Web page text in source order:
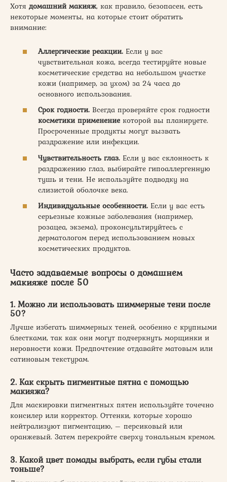
Хотя домашний макияж, как правило, безопасен, есть
некоторые моменты, на которые стоит обратить
внимание:
Аллергические реакции. Если у вас
чувствительная кожа, всегда тестируйте новые
косметические средства на небольшом участке
кожи (например, за ухом) за 24 часа до
основного использования.
Срок годности. Всегда проверяйте срок годности
косметики применение которой вы планируете.
Просроченные продукты могут вызвать
раздражение или инфекции.
Чувствительность глаз. Если у вас склонность к
раздражению глаз, выбирайте гипоаллергенную
тушь и тени. Не используйте подводку на
слизистой оболочке века.
Индивидуальные особенности. Если у вас есть
серьезные кожные заболевания (например,
розацеа, экзема), проконсультируйтесь с
дерматологом перед использованием новых
косметических продуктов.
Часто задаваемые вопросы о домашнем
макияже после 50
1. Можно ли использовать шиммерные тени после
50?
Лучше избегать шиммерных теней, особенно с крупными
блестками, так как они могут подчеркнуть морщинки и
неровности кожи. Предпочтение отдавайте матовым или
сатиновым текстурам.
2. Как скрыть пигментные пятна с помощью
макияжа?
Для маскировки пигментных пятен используйте точечно
консилер или корректор. Оттенки, которые хорошо
нейтрализуют пигментацию, – персиковый или
оранжевый. Затем перекройте сверху тональным кремом.
3. Какой цвет помады выбрать, если губы стали
тоньше?